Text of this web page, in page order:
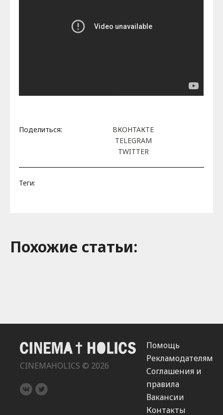
Поделиться:
ВКОНТАКТЕ
TELEGRAM
TWITTER
Теги:
Похожие cтатьи:
CINEMAHOLICS © 2026
Помощь
Рекламодателям
Соглашения и
правила
Вакансии
Контакты